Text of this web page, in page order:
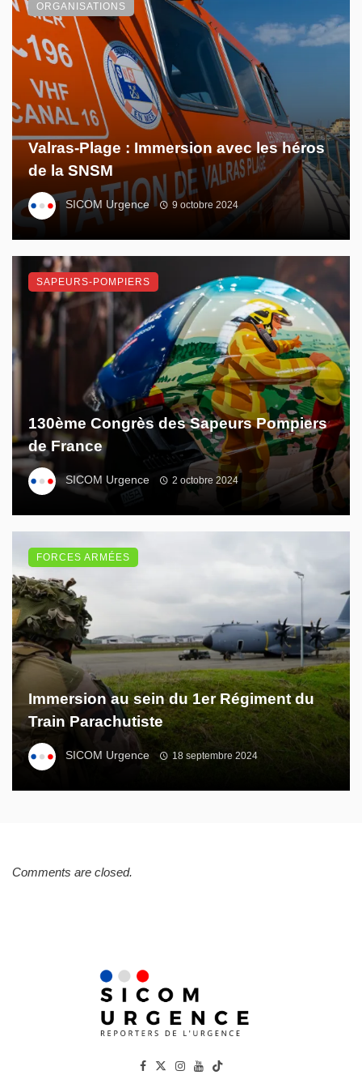
Valras-Plage : Immersion avec les héros
de la SNSM
SICOM Urgence 9 octobre 2024
ORGANISATIONS
130ème Congrès des Sapeurs Pompiers
de France
SICOM Urgence 2 octobre 2024
SAPEURS-POMPIERS
Immersion au sein du 1er Régiment du
Train Parachutiste
SICOM Urgence 18 septembre 2024
FORCES ARMÉES
Comments are closed.